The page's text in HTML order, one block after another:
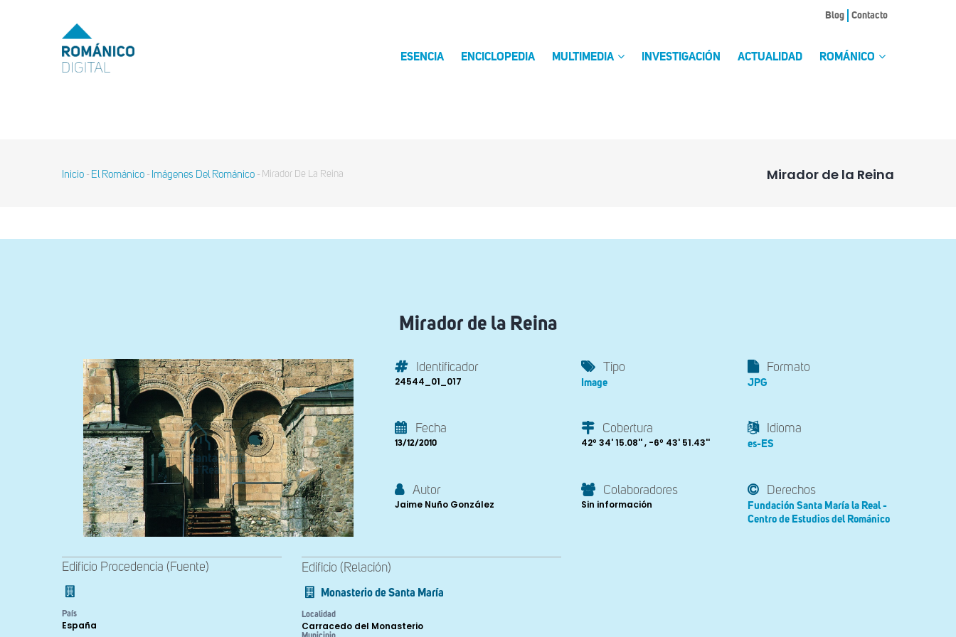
MENU
TOP
Blog Contacto
ESENCIA ENCICLOPEDIA MULTIMEDIA INVESTIGACIÓN ACTUALIDAD ROMÁNICO
Mirador de la Reina
Sobrescribir
Inicio - El Románico - Imágenes Del Románico - Mirador De La Reina
Mirador de la Reina
Identificador
24544_01_017
Tipo
Image
Formato
JPG
Fecha
13/12/2010
Cobertura
42º 34' 15.08'' , -6º 43' 51.43''
Idioma
es-ES
Autor
Jaime Nuño González
Colaboradores
Sin información
Derechos
Fundación Santa María la Real -
Centro de Estudios del Románico
Edificio Procedencia (Fuente)
País
España
Edificio (Relación)
Monasterio de Santa María
Localidad
Carracedo del Monasterio